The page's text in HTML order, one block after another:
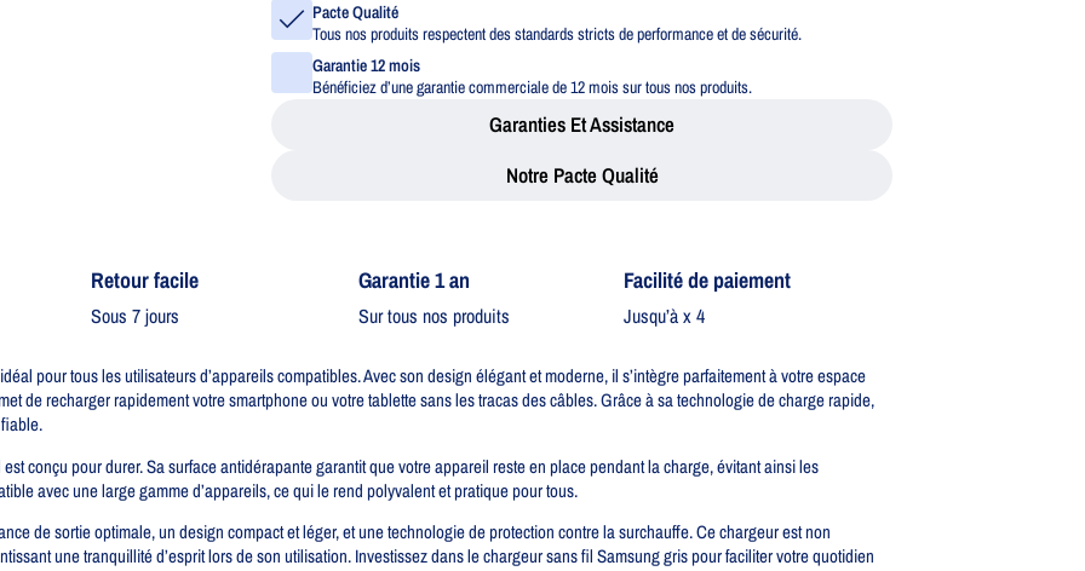
Pacte Qualité
Tous nos produits respectent des standards stricts de performance et de sécurité.
Garantie 12 mois
Bénéficiez d’une garantie commerciale de 12 mois sur tous nos produits.
Garanties Et Assistance
Notre Pacte Qualité
Retour facile​
Sous 7 jours
Garantie 1 an
Sur tous nos produits
Facilité de paiement
Jusqu’à x 4
pour tous les utilisateurs d’appareils compatibles. Avec son design élégant et moderne, il s’intègre parfaitement à votre espace
de recharger rapidement votre smartphone ou votre tablette sans les tracas des câbles. Grâce à sa technologie de charge rapide,
conçu pour durer. Sa surface antidérapante garantit que votre appareil reste en place pendant la charge, évitant ainsi les
avec une large gamme d’appareils, ce qui le rend polyvalent et pratique pour tous.
de sortie optimale, un design compact et léger, et une technologie de protection contre la surchauffe. Ce chargeur est non
une tranquillité d’esprit lors de son utilisation. Investissez dans le chargeur sans fil Samsung gris pour faciliter votre quotidien